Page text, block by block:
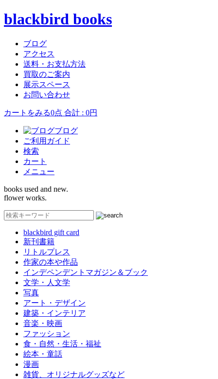
blackbird books
ブログ
アクセス
送料・お支払方法
買取のご案内
展示スペース
お問い合わせ
カートをみる0点 合計 : 0円
ブログ
ご利用ガイド
検索
カート
メニュー
books used and new.
flower works.
blackbird gift card
新刊書籍
リトルプレス
作家の本や作品
インデペンデントマガジン＆ブック
文学・人文学
写真
アート・デザイン
建築・インテリア
音楽・映画
ファッション
食・自然・生活・福祉
絵本・童話
漫画
雑貨、オリジナルグッズなど